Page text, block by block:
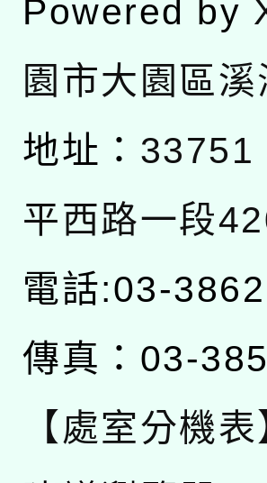
Powered by
園市大園區
地址： 33751
平西路一段
電話:03-
傳真：03-
【處室分機表